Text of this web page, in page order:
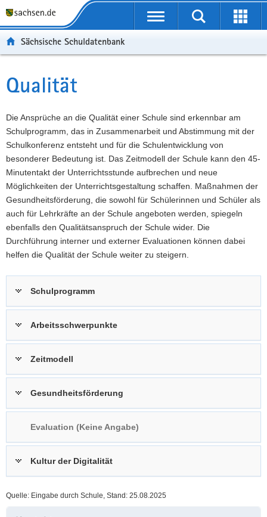
t
ü
e
r
g
r
e
i
f
e
n
d
e
i
g
o
n
r
l
a
v
i
g
a
t
i
o
n
a
t
n
h
a
l
t
W
t
r
e
I
n
f
o
r
m
a
t
i
r
i
c
e
Portalübergreifende
Suche
Sächsische Schuldatenbank
Hauptinhalt
Qualität
Die Ansprüche an die Qualität einer Schule sind erkennbar am
Schulprogramm, das in Zusammenarbeit und Abstimmung mit der
Schulkonferenz entsteht und für die Schulentwicklung von
besonderer Bedeutung ist. Das Zeitmodell der Schule kann den 45-
Minutentakt der Unterrichtsstunde aufbrechen und neue
Möglichkeiten der Unterrichtsgestaltung schaffen. Maßnahmen der
Gesundheitsförderung, die sowohl für Schülerinnen und Schüler als
auch für Lehrkräfte an der Schule angeboten werden, spiegeln
ebenfalls den Qualitätsanspruch der Schule wider. Die
Durchführung interner und externer Evaluationen können dabei
helfen die Qualität der Schule weiter zu steigern.
Schulprogramm
Arbeitsschwerpunkte
Zeitmodell
Gesundheitsförderung
Evaluation (Keine Angabe)
Kultur der Digitalität
Quelle: Eingabe durch Schule, Stand: 25.08.2025